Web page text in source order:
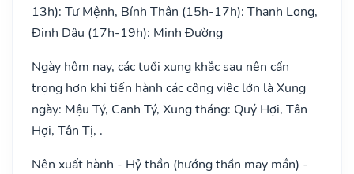
13h): Tư Mệnh, Bính Thân (15h-17h): Thanh Long,
Đinh Dậu (17h-19h): Minh Đường
Ngày hôm nay, các tuổi xung khắc sau nên cẩn
trọng hơn khi tiến hành các công việc lớn là Xung
ngày: Mậu Tý, Canh Tý, Xung tháng: Quý Hợi, Tân
Hợi, Tân Tị, .
Nên xuất hành - Hỷ thần (hướng thần may mắn) -